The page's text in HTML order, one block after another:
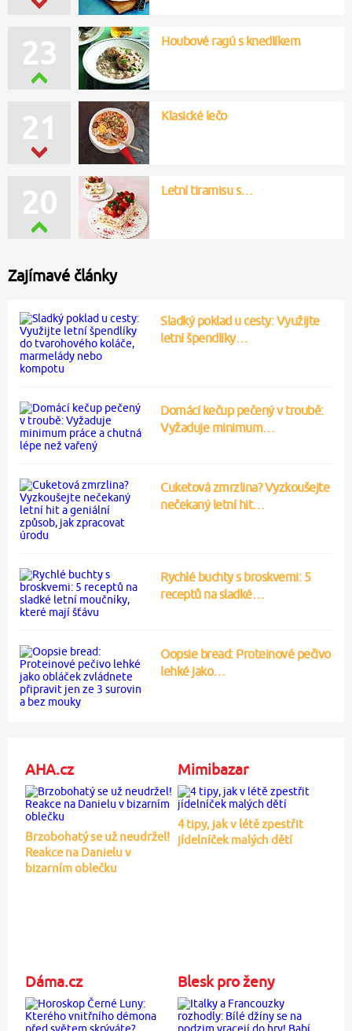
21 Klasické lečo
23 Houbové ragú s knedlíkem
20 Letní tiramisu s…
Zajímavé články
Sladký poklad u cesty: Využijte
letní špendlíky…
Domácí kečup pečený v troubě:
Vyžaduje minimum…
Cuketová zmrzlina? Vyzkoušejte
nečekaný letní hit…
Rychlé buchty s broskvemi: 5
receptů na sladké…
Oopsie bread: Proteinové pečivo
lehké jako…
AHA.cz
Brzobohatý se už neudržel!
Reakce na Danielu v
bizarním oblečku
Mimibazar
4 tipy, jak v létě zpestřit
jídelníček malých dětí
Dáma.cz Blesk pro ženy